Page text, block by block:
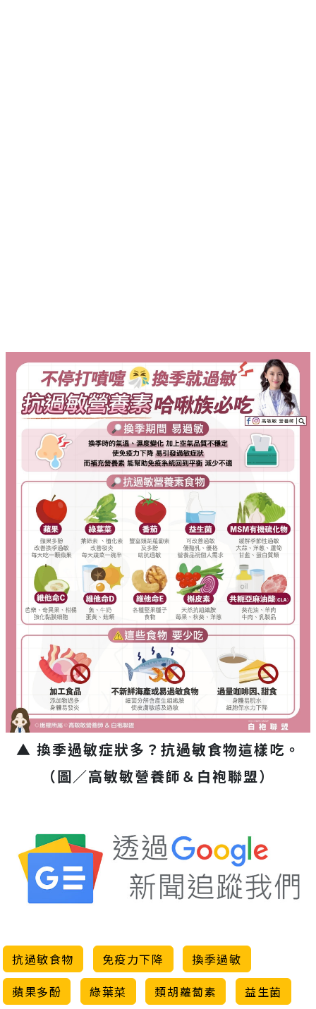
▲ 換季過敏症狀多？抗過敏食物這樣吃。
（圖／高敏敏營養師＆白袍聯盟）
抗過敏食物 免疫力下降
換季過敏
蘋果多酚
綠葉菜 類胡蘿蔔素
益生菌